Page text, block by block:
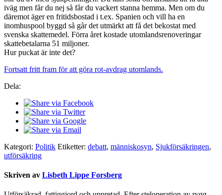
iväg men får du nej så får du vackert stanna hemma. Men om du
däremot äger en fritidsbostad i t.ex. Spanien och vill ha en
inomhuspool byggd så går det utmärkt att få det bekostat med
svenska skattemedel. Förra året kostade utomlandsrenoveringar
skattebetalarna 51 miljoner.
Hur puckat är inte det?
Fortsatt fritt fram för att göra rot-avdrag utomlands.
Dela:
Kategori: Politik Etiketter: debatt, människosyn, Sjukförsäkringen,
utförsäkring
Skriven av Lisbeth Lippe Forsberg